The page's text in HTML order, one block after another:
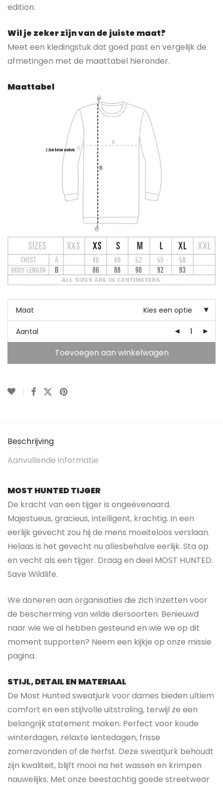
edition.
Wil je zeker zijn van de juiste maat?
Meet een kledingstuk dat goed past en vergelijk de
afmetingen met de maattabel hieronder.
Maattabel
Maat Kies een optie
Aantal
Toevoegen aan winkelwagen
Beschrijving
Aanvullende informatie
MOST HUNTED TIJGER
De kracht van een tijger is ongeëvenaard.
Majestueus, gracieus, intelligent, krachtig. In een
eerlijk gevecht zou hij de mens moeiteloos verslaan.
Helaas is het gevecht nu allesbehalve eerlijk. Sta op
en vecht als een tijger. Draag en deel MOST HUNTED.
Save Wildlife.
We doneren aan organisaties die zich inzetten voor
de bescherming van wilde diersoorten. Benieuwd
naar wie we al hebben gesteund en wie we op dit
moment supporten? Neem een kijkje op onze missie
pagina.
STIJL, DETAIL EN MATERIAAL
De Most Hunted sweatjurk voor dames bieden ultiem
comfort en een stijlvolle uitstraling, terwijl ze een
belangrijk statement maken. Perfect voor koude
winterdagen, relaxte lentedagen, frisse
zomeravonden of de herfst. Deze sweatjurk behoudt
zijn kwaliteit, blijft mooi na het wassen en krimpen
nauwelijks. Met onze beestachtig goede streetwear